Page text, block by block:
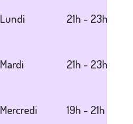
Lundi 21h - 23h
Mardi 21h - 23h
Mercredi 19h - 21h